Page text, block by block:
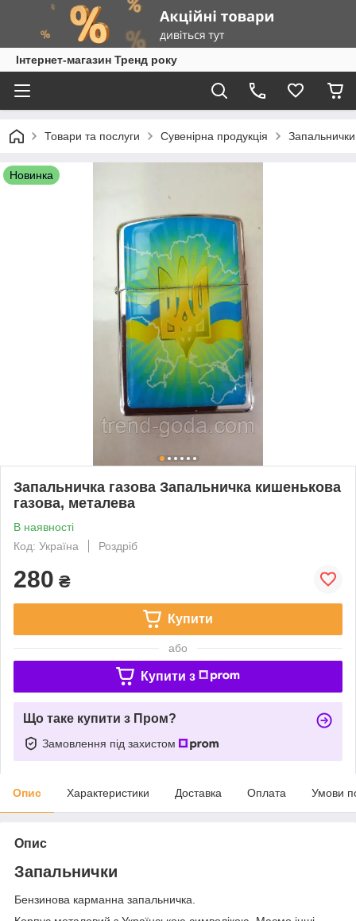
Інтернет-магазин Тренд року
Товари та послуги Сувенірна продукція Запальнички
Новинка
Запальничка газова Запальничка кишенькова
газова, металева
В наявності
Код: Україна
Роздріб
280 ₴
Купити
або
Купити з
Що таке купити з Пром?
Замовлення під захистом
Опис Характеристики Доставка Оплата Умови
Опис
Запальнички
Бензинова карманна запальничка.